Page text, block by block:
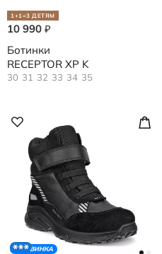
1+1=3 ДЕТЯМ
10 990 ₽
Ботинки
RECEPTOR XP K
30 31 32 33 34 35
НОВИНКА